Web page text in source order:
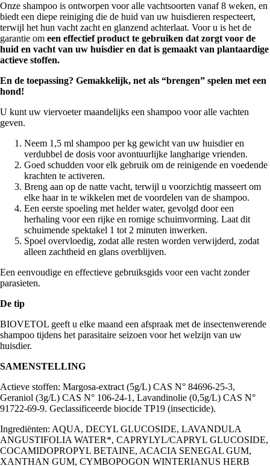
Onze shampoo is ontworpen voor alle vachtsoorten vanaf 8 weken, en
biedt een diepe reiniging die de huid van uw huisdieren respecteert,
terwijl het hun vacht zacht en glanzend achterlaat. Voor u is het de
garantie om een effectief product te gebruiken dat zorgt voor de
huid en vacht van uw huisdier en dat is gemaakt van plantaardige
actieve stoffen.
En de toepassing? Gemakkelijk, net als “brengen” spelen met een
hond!
U kunt uw viervoeter maandelijks een shampoo voor alle vachten
geven.
Neem 1,5 ml shampoo per kg gewicht van uw huisdier en
verdubbel de dosis voor avontuurlijke langharige vrienden.
Goed schudden voor elk gebruik om de reinigende en voedende
krachten te activeren.
Breng aan op de natte vacht, terwijl u voorzichtig masseert om
elke haar in te wikkelen met de voordelen van de shampoo.
Een eerste spoeling met helder water, gevolgd door een
herhaling voor een rijke en romige schuimvorming. Laat dit
schuimende spektakel 1 tot 2 minuten inwerken.
Spoel overvloedig, zodat alle resten worden verwijderd, zodat
alleen zachtheid en glans overblijven.
Een eenvoudige en effectieve gebruiksgids voor een vacht zonder
parasieten.
De tip
BIOVETOL geeft u elke maand een afspraak met de insectenwerende
shampoo tijdens het parasitaire seizoen voor het welzijn van uw
huisdier.
SAMENSTELLING
Actieve stoffen: Margosa-extract (5g/L) CAS N° 84696-25-3,
Geraniol (3g/L) CAS N° 106-24-1, Lavandinolie (0,5g/L) CAS N°
91722-69-9. Geclassificeerde biocide TP19 (insecticide).
Ingrediënten: AQUA, DECYL GLUCOSIDE, LAVANDULA
ANGUSTIFOLIA WATER*, CAPRYLYL/CAPRYL GLUCOSIDE,
COCAMIDOPROPYL BETAINE, ACACIA SENEGAL GUM,
XANTHAN GUM, CYMBOPOGON WINTERIANUS HERB